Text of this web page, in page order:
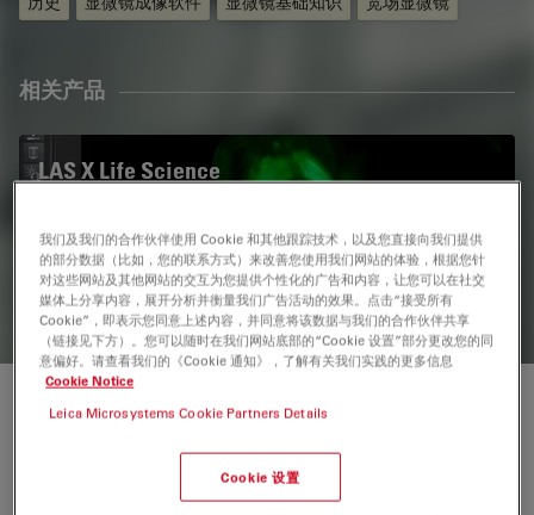
相关产品
LAS X Life Science
图像分析的起源
第一台显微镜的发明不可避免地引发了通过目镜观察物体的
大小及其相互关系的问题。另一个同样重要的问题是如何从
我们及我们的合作伙伴使用 Cookie 和其他跟踪技术，以及您直接向我们提供
的部分数据（比如，您的联系方式）来改善您使用我们网站的体验，根据您针
对这些网站及其他网站的交互为您提供个性化的广告和内容，让您可以在社交
媒体上分享内容，展开分析并衡量我们广告活动的效果。点击“接受所有
Cookie”，即表示您同意上述内容，并同意将该数据与我们的合作伙伴共享
（链接见下方）。您可以随时在我们网站底部的“Cookie 设置”部分更改您的同
意偏好。请查看我们的《Cookie 通知》，了解有关我们实践的更多信息
Cookie Notice
Leica Microsystems Cookie Partners Details
Cookie 设置